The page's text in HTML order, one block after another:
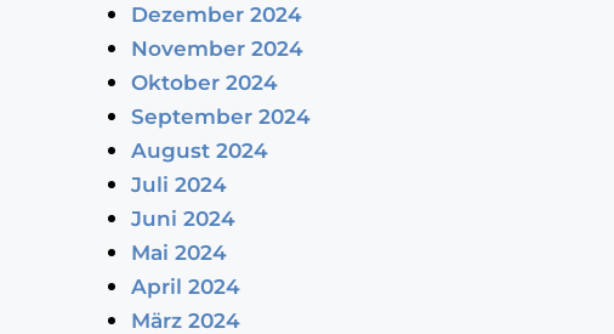
Dezember 2024
November 2024
Oktober 2024
September 2024
August 2024
Juli 2024
Juni 2024
Mai 2024
April 2024
März 2024